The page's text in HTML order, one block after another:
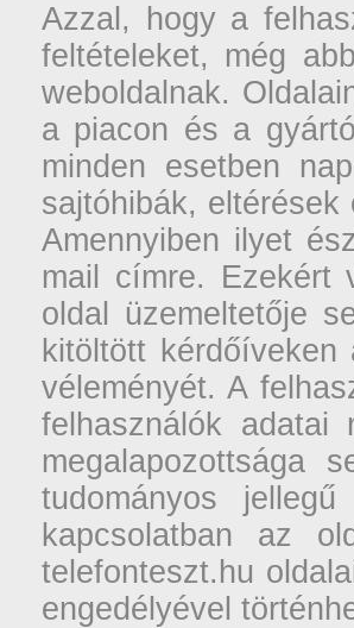
Azzal, hogy a
feltételeket, még
weboldalnak.
a piacon és a
minden esetben
sajtóhibák,
Amennyiben ilyet
mail címre. Ezekért
oldal üzemeltetője
kitöltött
véleményét. A
felhasználók adatai
megalapozottsága
tudományos
kapcsolatban az
telefonteszt.hu
engedélyével